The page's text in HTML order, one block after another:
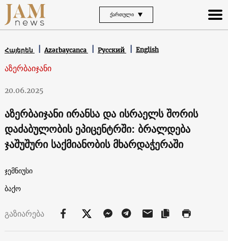
ᲥᲐᲠᲗᲣᲚᲘ
Հայերեն Azərbaycanca Русский English
აზერბაიჯანი
20.06.2025
აზერბაიჯანი ირანსა და ისრაელს შორის
დაძაბულობის ეპიცენტრში: ბრალდება
ჯაშუშური საქმიანობის მხარდაჭერაში
ჯემნიუსი
ბაქო
გაზიარება